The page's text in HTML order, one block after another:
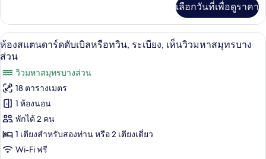
2
เตียง,
วิว
สระ
ว่าย
น้ำ
เกี่ยว
กับ
ห้อง
ดับเบิล,
เดี่ยว
2
เตียง,
วิว
สระ
น้ำ
เลือกวันที่เพื่อดูราคา
เปิด
ภาพถ่าย
ทั้งหมด
ของ
ห้อง
สแตนดาร์ด
ดับเบิล
โต๊ะทำงาน, ผ้าม่านกันแสง, ห้องเก็บเสี
4
ห้องสแตนดาร์ดดับเบิลหรือทวิน, ระเบียง, เห็นวิวมหาสมุทรบาง
ส่วน
วิวมหาสมุทรบางส่วน
18 ตารางเมตร
1 ห้องนอน
พักได้ 2 คน
1 เตียงสำหรับสองท่าน หรือ 2 เตียงเดี่ยว
Wi-Fi ฟรี